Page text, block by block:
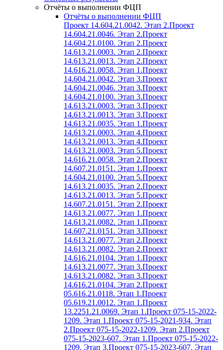
Отчёты о выполнении ФЦП
Отчёты о выполнении ФЦП
Проект 14.604.21.0042. Этап 2.Проект
14.604.21.0046. Этап 2.Проект
14.604.21.0100. Этап 2.Проект
14.613.21.0003. Этап 2.Проект
14.613.21.0013. Этап 2.Проект
14.616.21.0058. Этап 1.Проект
14.604.21.0042. Этап 3.Проект
14.604.21.0046. Этап 3.Проект
14.604.21.0100. Этап 3.Проект
14.613.21.0003. Этап 3.Проект
14.613.21.0013. Этап 3.Проект
14.613.21.0035. Этап 1.Проект
14.613.21.0003. Этап 4.Проект
14.613.21.0013. Этап 4.Проект
14.613.21.0003. Этап 5.Проект
14.616.21.0058. Этап 2.Проект
14.607.21.0151. Этап 1.Проект
14.604.21.0100. Этап 5.Проект
14.613.21.0035. Этап 2.Проект
14.613.21.0013. Этап 5.Проект
14.607.21.0151. Этап 2.Проект
14.613.21.0077. Этап 1.Проект
14.613.21.0082. Этап 1.Проект
14.607.21.0151. Этап 3.Проект
14.613.21.0077. Этап 2.Проект
14.613.21.0082. Этап 2.Проект
14.616.21.0104. Этап 1.Проект
14.613.21.0077. Этап 3.Проект
14.613.21.0082. Этап 3.Проект
14.616.21.0104. Этап 2.Проект
05.616.21.0118. Этап 1.Проект
05.619.21.0012. Этап 1.Проект
13.2251.21.0069. Этап 1.Проект 075-15-2022-
1209. Этап 1.Проект 075-15-2021-934. Этап
2.Проект 075-15-2022-1209. Этап 2.Проект
075-15-2023-607. Этап 1.Проект 075-15-2022-
1209. Этап 3.Проект 075-15-2023-607. Этап